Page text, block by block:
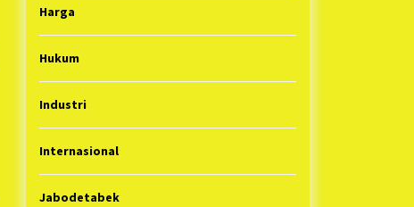
Harga
Hukum
Industri
Internasional
Jabodetabek